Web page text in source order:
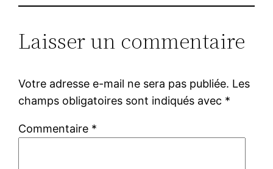
Laisser un commentaire
Votre adresse e-mail ne sera pas publiée. Les
champs obligatoires sont indiqués avec *
Commentaire *